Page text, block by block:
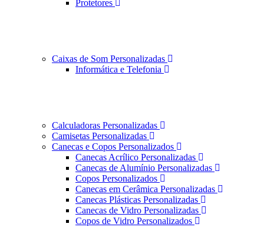
Protetores
Caixas de Som Personalizadas
Informática e Telefonia
Calculadoras Personalizadas
Camisetas Personalizadas
Canecas e Copos Personalizados
Canecas Acrílico Personalizadas
Canecas de Alumínio Personalizadas
Copos Personalizados
Canecas em Cerâmica Personalizadas
Canecas Plásticas Personalizadas
Canecas de Vidro Personalizadas
Copos de Vidro Personalizados